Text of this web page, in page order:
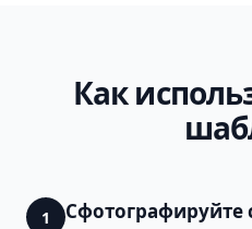
Как
1 Сфотографируйте